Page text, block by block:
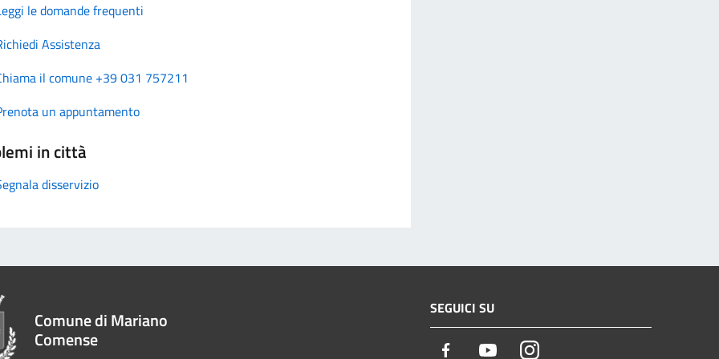
le domande frequenti
Assistenza
il comune +39 031 757211
un appuntamento
in città
disservizio
Comune di Mariano
Comense
SEGUICI SU
Facebook YoutubeInstagram